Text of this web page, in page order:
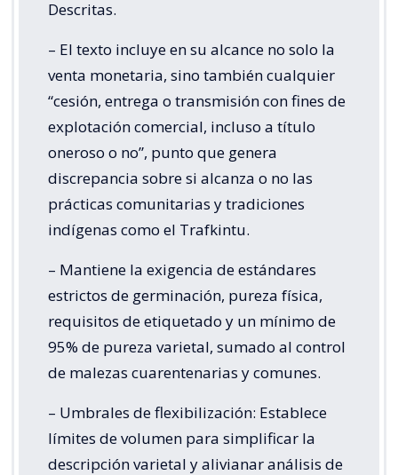
Descritas.
– El texto incluye en su alcance no solo la
venta monetaria, sino también cualquier
“cesión, entrega o transmisión con fines de
explotación comercial, incluso a título
oneroso o no”, punto que genera
discrepancia sobre si alcanza o no las
prácticas comunitarias y tradiciones
indígenas como el Trafkintu.
– Mantiene la exigencia de estándares
estrictos de germinación, pureza física,
requisitos de etiquetado y un mínimo de
95% de pureza varietal, sumado al control
de malezas cuarentenarias y comunes.
– Umbrales de flexibilización: Establece
límites de volumen para simplificar la
descripción varietal y alivianar análisis de